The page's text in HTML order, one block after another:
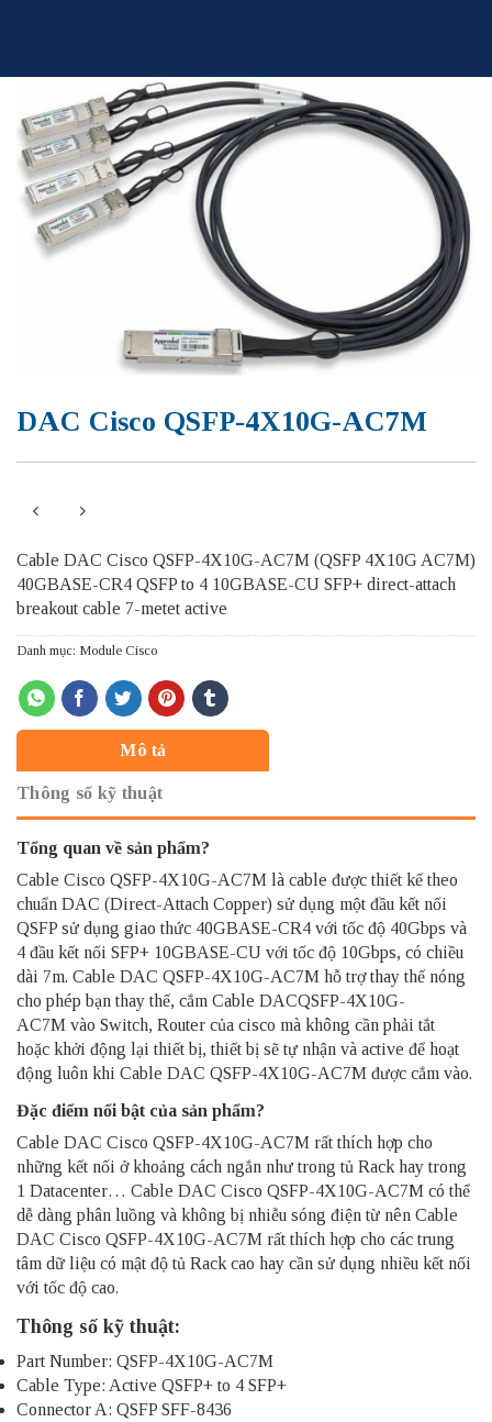
DAC Cisco QSFP-4X10G-AC7M
Cable DAC Cisco QSFP-4X10G-AC7M (QSFP 4X10G AC7M)
40GBASE-CR4 QSFP to 4 10GBASE-CU SFP+ direct-attach
breakout cable 7-metet active
Danh mục: Module Cisco
Mô tả
Thông số kỹ thuật
Tổng quan về sản phẩm?
Cable Cisco QSFP-4X10G-AC7M là cable được thiết kế theo
chuẩn DAC (Direct-Attach Copper) sử dụng một đầu kết nối
QSFP sử dụng giao thức 40GBASE-CR4 với tốc độ 40Gbps và
4 đầu kết nối SFP+ 10GBASE-CU với tốc độ 10Gbps, có chiều
dài 7m. Cable DAC QSFP-4X10G-AC7M hỗ trợ thay thế nóng
cho phép bạn thay thế, cắm Cable DACQSFP-4X10G-
AC7M vào Switch, Router của cisco mà không cần phải tắt
hoặc khởi động lại thiết bị, thiết bị sẽ tự nhận và active để hoạt
động luôn khi Cable DAC QSFP-4X10G-AC7M được cắm vào.
Đặc điểm nổi bật của sản phẩm?
Cable DAC Cisco QSFP-4X10G-AC7M rất thích hợp cho
những kết nối ở khoảng cách ngắn như trong tủ Rack hay trong
1 Datacenter… Cable DAC Cisco QSFP-4X10G-AC7M có thể
dễ dàng phân luồng và không bị nhiễu sóng điện từ nên Cable
DAC Cisco QSFP-4X10G-AC7M rất thích hợp cho các trung
tâm dữ liệu có mật độ tủ Rack cao hay cần sử dụng nhiều kết nối
với tốc độ cao.
Thông số kỹ thuật:
Part Number: QSFP-4X10G-AC7M
Cable Type: Active QSFP+ to 4 SFP+
Connector A: QSFP SFF-8436